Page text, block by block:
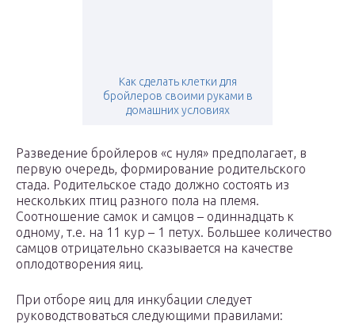
Как сделать клетки для
бройлеров своими руками в
домашних условиях
Разведение бройлеров «с нуля» предполагает, в
первую очередь, формирование родительского
стада. Родительское стадо должно состоять из
нескольких птиц разного пола на племя.
Соотношение самок и самцов – одиннадцать к
одному, т.е. на 11 кур – 1 петух. Большее количество
самцов отрицательно сказывается на качестве
оплодотворения яиц.
При отборе яиц для инкубации следует
руководствоваться следующими правилами: